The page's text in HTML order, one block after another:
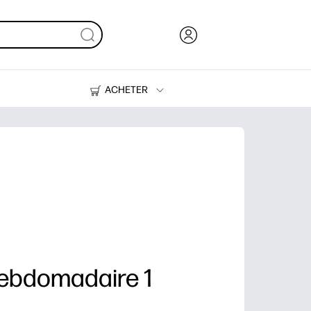
ACHETER
Imprimantes
1